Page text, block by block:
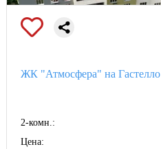
ЖК "Атмосфера" на Гастелло
2-комн.:
Цена: